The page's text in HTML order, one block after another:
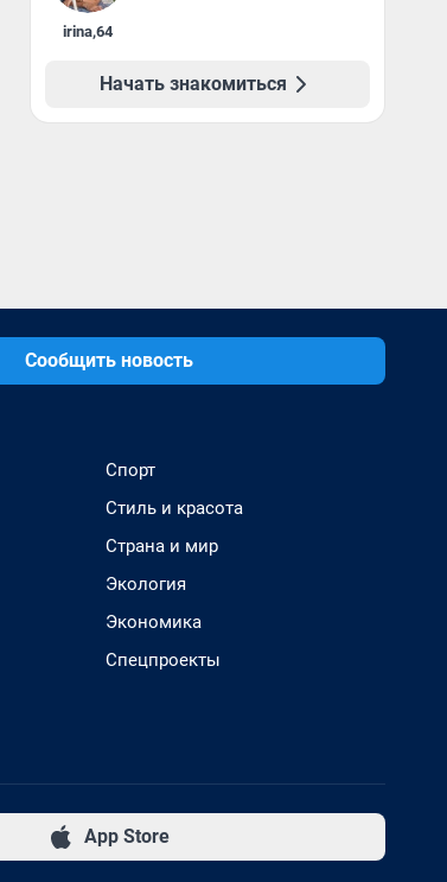
irina,64
Начать знакомиться
Сообщить новость
Спорт
Стиль и красота
Страна и мир
Экология
Экономика
Спецпроекты
App Store